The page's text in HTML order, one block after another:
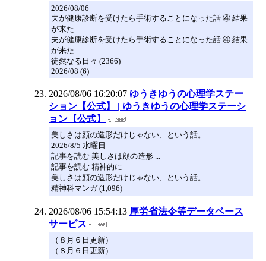
2026/08/06
夫が健康診断を受けたら手術することになった話 ④ 結果
が来た
夫が健康診断を受けたら手術することになった話 ④ 結果
が来た
徒然なる日々 (2366)
2026/08 (6)
2026/08/06 16:20:07 ゆうきゆうの心理学ステー
ション【公式】 | ゆうきゆうの心理学ステーシ
ョン【公式】
美しさは顔の造形だけじゃない、という話。
2026/8/5 水曜日
記事を読む 美しさは顔の造形 ...
記事を読む 精神的に ...
美しさは顔の造形だけじゃない、という話。
精神科マンガ (1,096)
2026/08/06 15:54:13 厚労省法令等データベース
サービス
（８月６日更新）
（８月６日更新）